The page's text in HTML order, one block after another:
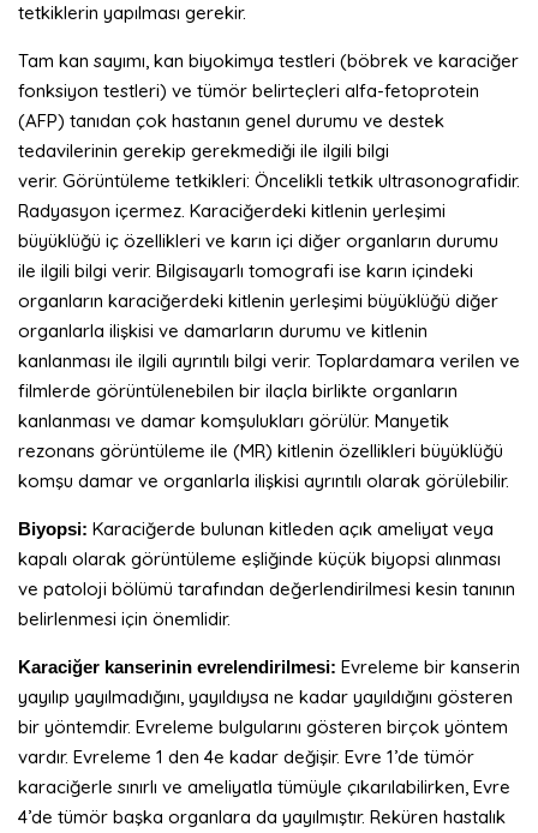
tetkiklerin yapılması gerekir.
Tam kan sayımı, kan biyokimya testleri (böbrek ve karaciğer
fonksiyon testleri) ve tümör belirteçleri alfa-fetoprotein
(AFP) tanıdan çok hastanın genel durumu ve destek
tedavilerinin gerekip gerekmediği ile ilgili bilgi
verir. Görüntüleme tetkikleri: Öncelikli tetkik ultrasonografidir.
Radyasyon içermez. Karaciğerdeki kitlenin yerleşimi
büyüklüğü iç özellikleri ve karın içi diğer organların durumu
ile ilgili bilgi verir. Bilgisayarlı tomografi ise karın içindeki
organların karaciğerdeki kitlenin yerleşimi büyüklüğü diğer
organlarla ilişkisi ve damarların durumu ve kitlenin
kanlanması ile ilgili ayrıntılı bilgi verir. Toplardamara verilen ve
filmlerde görüntülenebilen bir ilaçla birlikte organların
kanlanması ve damar komşulukları görülür. Manyetik
rezonans görüntüleme ile (MR) kitlenin özellikleri büyüklüğü
komşu damar ve organlarla ilişkisi ayrıntılı olarak görülebilir.
Biyopsi: Karaciğerde bulunan kitleden açık ameliyat veya
kapalı olarak görüntüleme eşliğinde küçük biyopsi alınması
ve patoloji bölümü tarafından değerlendirilmesi kesin tanının
belirlenmesi için önemlidir.
Karaciğer kanserinin evrelendirilmesi: Evreleme bir kanserin
yayılıp yayılmadığını, yayıldıysa ne kadar yayıldığını gösteren
bir yöntemdir. Evreleme bulgularını gösteren birçok yöntem
vardır. Evreleme 1 den 4e kadar değişir. Evre 1’de tümör
karaciğerle sınırlı ve ameliyatla tümüyle çıkarılabilirken, Evre
4’de tümör başka organlara da yayılmıştır. Reküren hastalık